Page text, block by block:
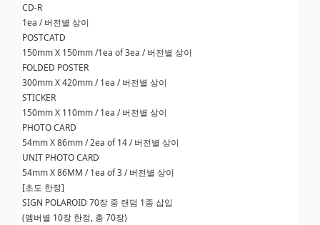
CD-R
1ea / 버전별 상이
POSTCATD
150mm X 150mm /1ea of 3ea / 버전별 상이
FOLDED POSTER
300mm X 420mm / 1ea / 버전별 상이
STICKER
150mm X 110mm / 1ea / 버전별 상이
PHOTO CARD
54mm X 86mm / 2ea of 14 / 버전별 상이
UNIT PHOTO CARD
54mm X 86MM / 1ea of 3 / 버전별 상이
[초도 한정]
SIGN POLAROID 70장 중 랜덤 1종 삽입
(멤버별 10장 한정, 총 70장)